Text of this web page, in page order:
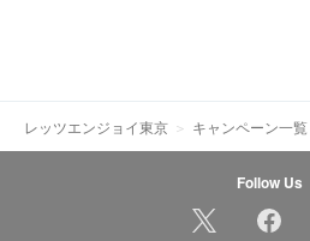
レッツエンジョイ東京 キャンペーン一覧
Follow Us